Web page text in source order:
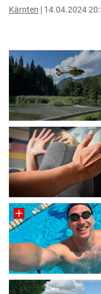
Kärnten 14.04.2024